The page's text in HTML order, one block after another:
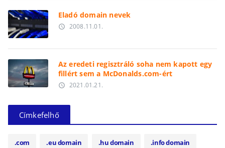
Eladó domain nevek
access_time 2008.11.01.
Az eredeti regisztráló soha nem kapott egy
fillért sem a McDonalds.com-ért
access_time 2021.01.21.
Címkefelhő
.com .eu domain .hu domain .info domain